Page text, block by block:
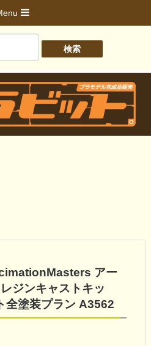
アー
ジンキャストキッ
全塗装プラン A3562